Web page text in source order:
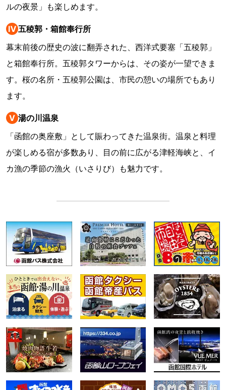
ルの夜景」も楽しめます。
Ⅳ五稜郭・箱館奉行所
幕末前後の歴史の波に翻弄された、西洋式要塞「五稜郭」
と箱館奉行所。五稜郭タワーからは、その姿が一望できま
す。桜の名所・五稜郭公園は、市民の憩いの場所でもあり
ます。
Ⅴ 湯の川温泉
「函館の奥座敷」として賑わってきた温泉街。温泉と料理
が楽しめる宿が多数あり、目の前に広がる津軽海峡と、イ
カ漁の季節の漁火（いさりび）も魅力です。